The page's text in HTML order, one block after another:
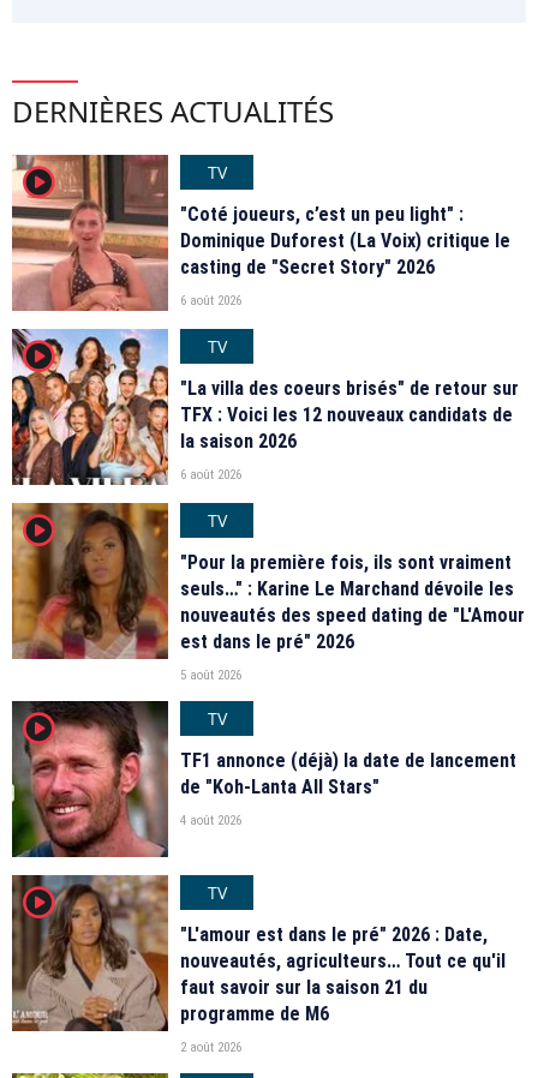
DERNIÈRES ACTUALITÉS
player2
TV
"Coté joueurs, c’est un peu light" :
Dominique Duforest (La Voix) critique le
casting de "Secret Story" 2026
6 août 2026
player2
TV
"La villa des coeurs brisés" de retour sur
TFX : Voici les 12 nouveaux candidats de
la saison 2026
6 août 2026
player2
TV
"Pour la première fois, ils sont vraiment
seuls…" : Karine Le Marchand dévoile les
nouveautés des speed dating de "L'Amour
est dans le pré" 2026
5 août 2026
player2
TV
TF1 annonce (déjà) la date de lancement
de "Koh-Lanta All Stars"
4 août 2026
player2
TV
"L'amour est dans le pré" 2026 : Date,
nouveautés, agriculteurs… Tout ce qu'il
faut savoir sur la saison 21 du
programme de M6
2 août 2026